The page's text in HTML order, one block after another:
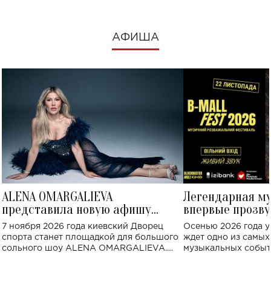
АФИША
ALENA OMARGALIEVA
представила новую афишу
большого концерта во Дворце
спорта
7 ноября 2026 года киевский Дворец
спорта станет площадкой для большого
сольного шоу ALENA OMARGALIEVA.
Легендарная
впервые
Украине: где
Осенью 2026 года
ждет одно из
музыкальных